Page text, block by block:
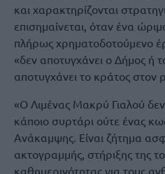
και χαρακτηρίζονται
επισημαίνεται, όταν ένα
πλήρως χρηματοδοτούμενο
«δεν αποτυγχάνει ο Δήμος ή
αποτυγχάνει το κράτος στον
«Ο Λιμένας Μακρύ Γιαλού δεν
κάποιο συρτάρι ούτε ένας
Ανάκαμψης. Είναι ζήτημα
ακτογραμμής, στήριξης της
καθημερινότητας για τους